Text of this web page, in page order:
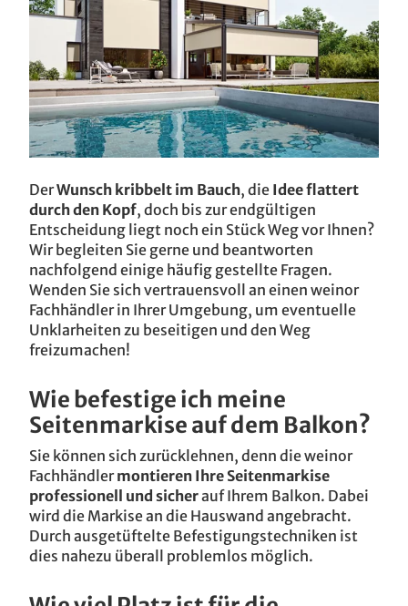
DerWunsch kribbelt im Bauch, die Idee flattert
durch den Kopf, doch bis zur endgültigen
Entscheidung liegt noch ein Stück Weg vor Ihnen?
Wir begleiten Sie gerne und beantworten
nachfolgend einige häufig gestellte Fragen.
Wenden Sie sich vertrauensvoll an einen weinor
Fachhändler in Ihrer Umgebung, um eventuelle
Unklarheiten zu beseitigen und den Weg
freizumachen!
Wie befestige ich meine
Seitenmarkise auf dem Balkon?
Sie können sich zurücklehnen, denn die weinor
Fachhändlermontieren Ihre Seitenmarkise
professionell und sicherauf Ihrem Balkon. Dabei
wird die Markise an die Hauswand angebracht.
Durch ausgetüftelte Befestigungstechniken ist
dies nahezu überall problemlos möglich.